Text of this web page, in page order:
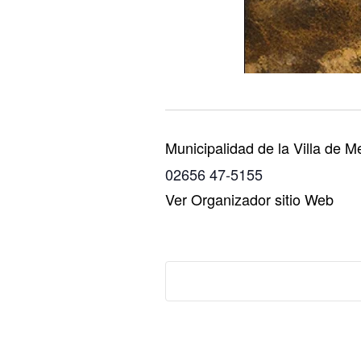
Municipalidad de la Villa de
02656 47-5155
Ver Organizador sitio Web